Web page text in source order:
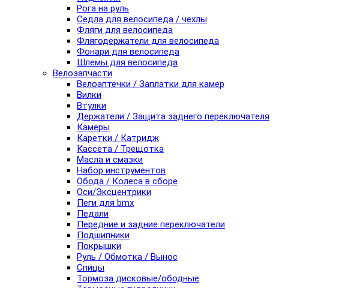
Рога на руль
Седла для велосипеда / чехлы
Фляги для велосипеда
Флягодержатели для велосипеда
Фонари для велосипеда
Шлемы для велосипеда
Велозапчасти
Велоаптечки / Заплатки для камер
Вилки
Втулки
Держатели / Защита заднего переключателя
Камеры
Каретки / Катридж
Кассета / Трещотка
Масла и смазки
Набор инструментов
Обода / Колеса в сборе
Оси/Эксцентрики
Пеги для bmx
Педали
Передние и задние переключатели
Подшипники
Покрышки
Руль / Обмотка / Вынос
Спицы
Тормоза дисковые/ободные